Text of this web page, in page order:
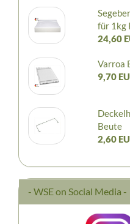
für 1kg
24,60
Varroa
9,70
Beute
2,60
- WSE on Social Media -